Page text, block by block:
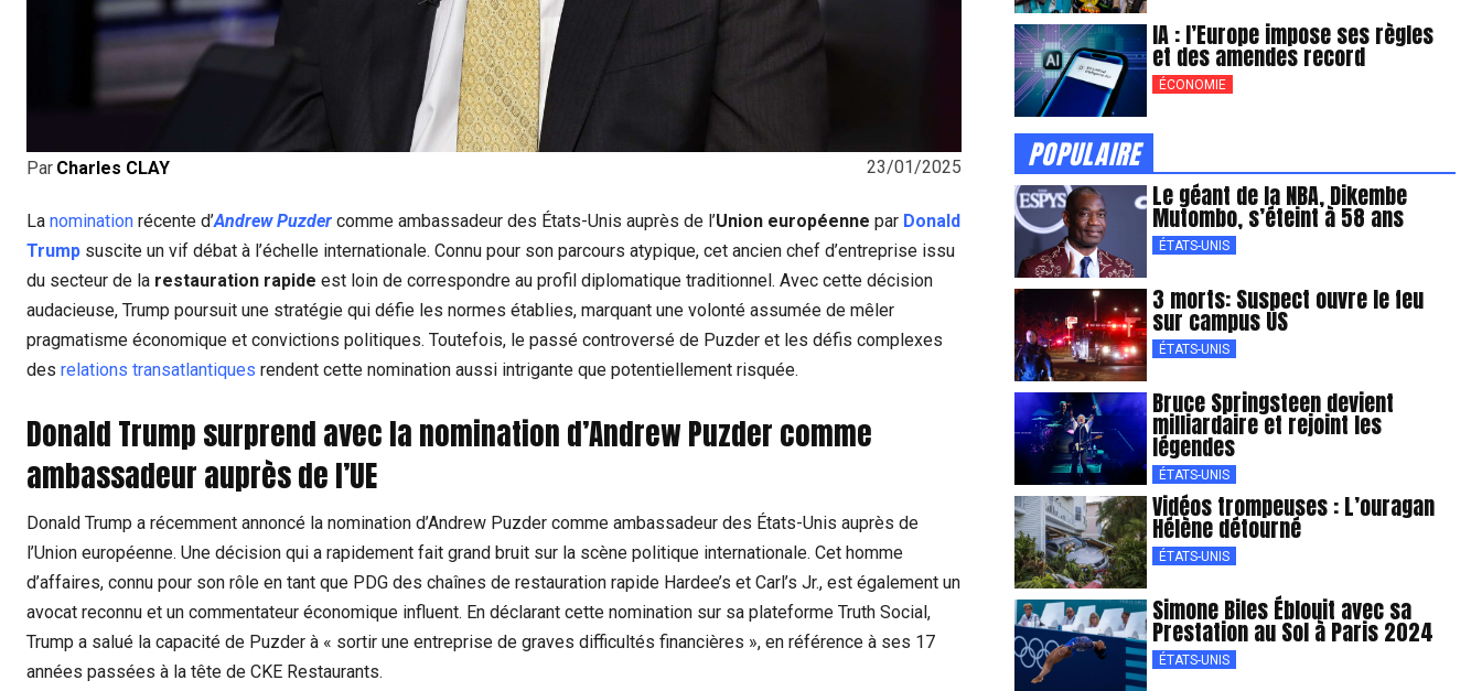
23/01/2025
Par Charles CLAY
La nomination récente d’Andrew Puzder comme ambassadeur des États-Unis auprès de l’Union européenne par Donald
Trump suscite un vif débat à l’échelle internationale. Connu pour son parcours atypique, cet ancien chef d’entreprise issu
du secteur de la restauration rapide est loin de correspondre au profil diplomatique traditionnel. Avec cette décision
audacieuse, Trump poursuit une stratégie qui défie les normes établies, marquant une volonté assumée de mêler
pragmatisme économique et convictions politiques. Toutefois, le passé controversé de Puzder et les défis complexes
des relations transatlantiques rendent cette nomination aussi intrigante que potentiellement risquée.
Donald Trump surprend avec la nomination d’Andrew Puzder comme
ambassadeur auprès de l’UE
Donald Trump a récemment annoncé la nomination d’Andrew Puzder comme ambassadeur des États-Unis auprès de
l’Union européenne. Une décision qui a rapidement fait grand bruit sur la scène politique internationale. Cet homme
d’affaires, connu pour son rôle en tant que PDG des chaînes de restauration rapide Hardee’s et Carl’s Jr., est également un
avocat reconnu et un commentateur économique influent. En déclarant cette nomination sur sa plateforme Truth Social,
Trump a salué la capacité de Puzder à « sortir une entreprise de graves difficultés financières », en référence à ses 17
années passées à la tête de CKE Restaurants.
IA : l’Europe impose ses règles
et des amendes record
ÉCONOMIE
POPULAIRE
Le géant de la NBA, Dikembe
Mutombo, s’éteint à 58 ans
ÉTATS-UNIS
3 morts: Suspect ouvre le feu
sur campus US
ÉTATS-UNIS
Bruce Springsteen devient
milliardaire et rejoint les
légendes
ÉTATS-UNIS
Vidéos trompeuses : L’ouragan
Hélène détourné
ÉTATS-UNIS
Simone Biles Éblouit avec sa
Prestation au Sol à Paris 2024
ÉTATS-UNIS